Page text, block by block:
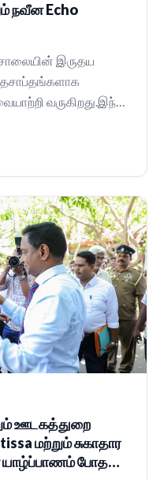
நவீன Echo
இருதய
தசாப்தங்களாக
வருகிறது.இந்தப்
ஊடகத்துறை
சுகாதார
யாழ்ப்பாணம் போதனா